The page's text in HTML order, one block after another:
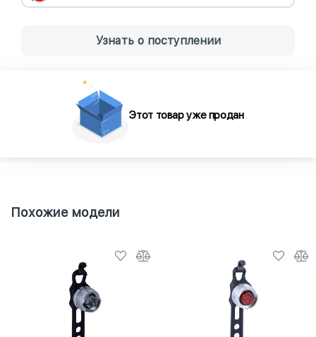
Узнать о поступлении
Этот товар уже продан
Похожие модели